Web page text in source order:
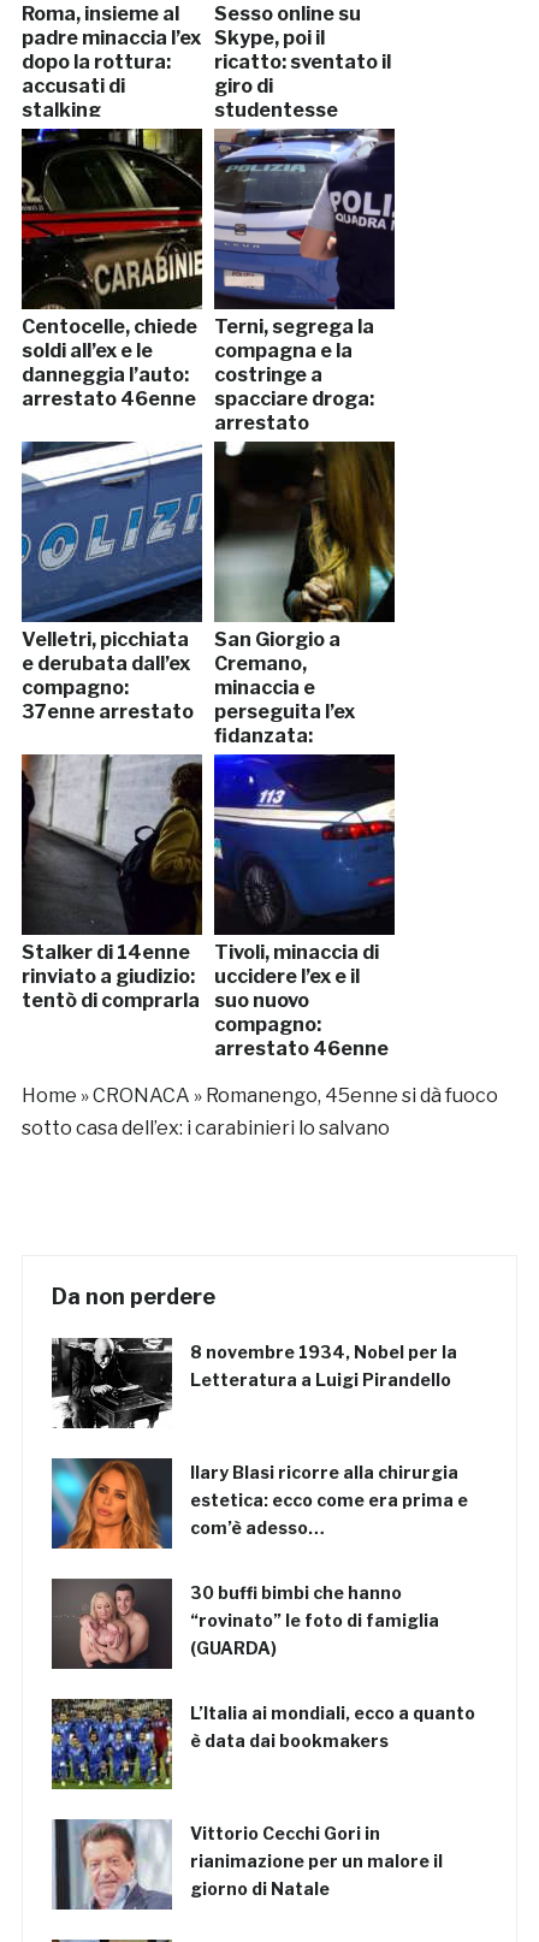
Roma, insieme al
padre minaccia l’ex
dopo la rottura:
accusati di
stalking
Sesso online su
Skype, poi il
ricatto: sventato il
giro di
studentesse
Centocelle, chiede
soldi all’ex e le
danneggia l’auto:
arrestato 46enne
Terni, segrega la
compagna e la
costringe a
spacciare droga:
arrestato
Velletri, picchiata
e derubata dall’ex
compagno:
37enne arrestato
San Giorgio a
Cremano,
minaccia e
perseguita l’ex
fidanzata:
arrestato
Stalker di 14enne
rinviato a giudizio:
tentò di comprarla
Tivoli, minaccia di
uccidere l’ex e il
suo nuovo
compagno:
arrestato 46enne
Home »CRONACA » Romanengo, 45enne si dà fuoco
sotto casa dell’ex: i carabinieri lo salvano
Da non perdere
8 novembre 1934, Nobel per la
Letteratura a Luigi Pirandello
Ilary Blasi ricorre alla chirurgia
estetica: ecco come era prima e
com’è adesso…
30 buffi bimbi che hanno
“rovinato” le foto di famiglia
(GUARDA)
L’Italia ai mondiali, ecco a quanto
è data dai bookmakers
Vittorio Cecchi Gori in
rianimazione per un malore il
giorno di Natale